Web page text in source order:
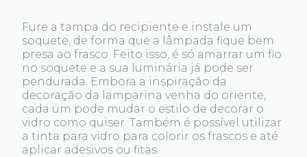
Fure a tampa do recipiente e instale um
soquete, de forma que a lâmpada fique bem
presa ao frasco. Feito isso, é só amarrar um fio
no soquete e a sua luminária já pode ser
pendurada. Embora a inspiração da
decoração da lamparina venha do oriente,
cada um pode mudar o estilo de decorar o
vidro como quiser. Também é possível utilizar
a tinta para vidro para colorir os frascos e até
aplicar adesivos ou fitas.